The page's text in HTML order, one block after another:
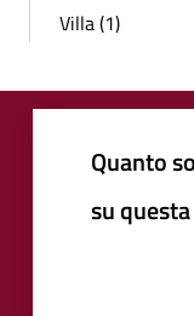
Villa (1)
Quanto
su